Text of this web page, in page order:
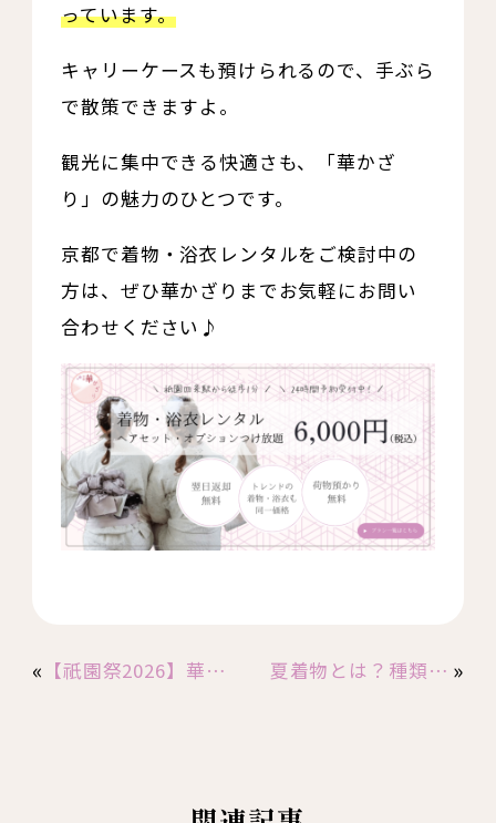
っています。
キャリーケースも預けられるので、手ぶら
で散策できますよ。
観光に集中できる快適さも、「華かざ
り」の魅力のひとつです。
京都で着物・浴衣レンタルをご検討中の
方は、ぜひ華かざりまでお気軽にお問い
合わせください♪
« 【祇園祭2026】華かざりの浴衣レンタルは翌日返却無料！延長営業あり 夏着物とは？種類や着る時期、浴衣との違いをわかりやすく解説 »